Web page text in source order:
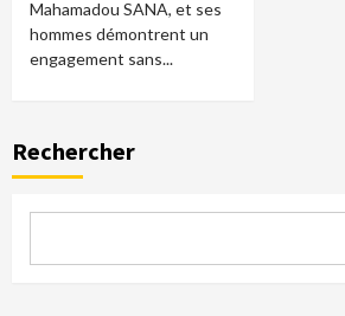
Mahamadou SANA, et ses
hommes démontrent un
engagement sans...
Rechercher